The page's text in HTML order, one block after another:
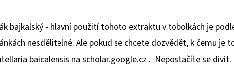
bajkalský - hlavní použití tohoto extraktu v tobolkách je
nesdělitelné. Ale pokud se chcete dozvědět, k čemu je
baicalensis na scholar.google.cz . Nepostačíte se